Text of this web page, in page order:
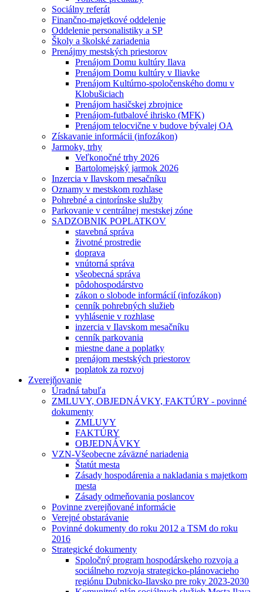
Sociálny referát
Finančno-majetkové oddelenie
Oddelenie personalistiky a SP
Školy a školské zariadenia
Prenájmy mestských priestorov
Prenájom Domu kultúry Ilava
Prenájom Domu kultúry v Iliavke
Prenájom Kultúrno-spoločenského domu v
Klobušiciach
Prenájom hasičskej zbrojnice
Prenájom-futbalové ihrisko (MFK)
Prenájom telocvične v budove bývalej OA
Získavanie informácii (infozákon)
Jarmoky, trhy
Veľkonočné trhy 2026
Bartolomejský jarmok 2026
Inzercia v Ilavskom mesačníku
Oznamy v mestskom rozhlase
Pohrebné a cintorínske služby
Parkovanie v centrálnej mestskej zóne
SADZOBNIK POPLATKOV
stavebná správa
životné prostredie
doprava
vnútorná správa
všeobecná správa
pôdohospodárstvo
zákon o slobode informácií (infozákon)
cenník pohrebných služieb
vyhlásenie v rozhlase
inzercia v Ilavskom mesačníku
cenník parkovania
miestne dane a poplatky
prenájom mestských priestorov
poplatok za rozvoj
Zverejňovanie
Úradná tabuľa
ZMLUVY, OBJEDNÁVKY, FAKTÚRY - povinné
dokumenty
ZMLUVY
FAKTÚRY
OBJEDNÁVKY
VZN-Všeobecne záväzné nariadenia
Štatút mesta
Zásady hospodárenia a nakladania s majetkom
mesta
Zásady odmeňovania poslancov
Povinne zverejňované informácie
Verejné obstarávanie
Povinné dokumenty do roku 2012 a TSM do roku
2016
Strategické dokumenty
Spoločný program hospodárskeho rozvoja a
sociálneho rozvoja strategicko-plánovacieho
regiónu Dubnicko-Ilavsko pre roky 2023-2030